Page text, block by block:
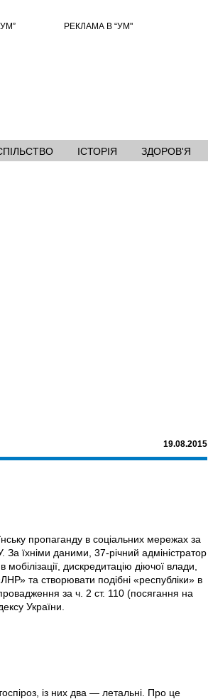
РЕКЛАМА В “УМ"
ІСТОРІЯ ЗДОРОВ'Я
19.08.2015
пропаганду в соціальних мережах за
За їхніми даними, 37-річний адміністратор
дискредитацію діючої влади,
та створювати подібні «республіки» в
за ч. 2 ст. 110 (посягання на
України.
iз них два — летальні. Про це